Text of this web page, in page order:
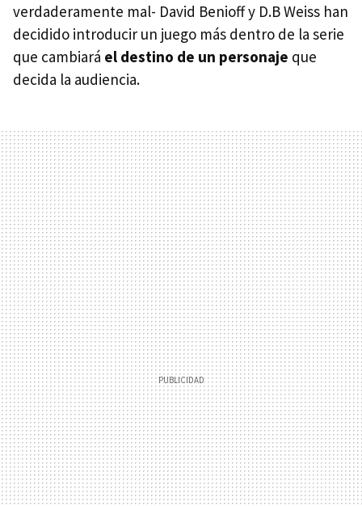
verdaderamente mal- David Benioff y D.B Weiss han
decidido introducir un juego más dentro de la serie
que cambiará el destino de un personaje que
decida la audiencia.